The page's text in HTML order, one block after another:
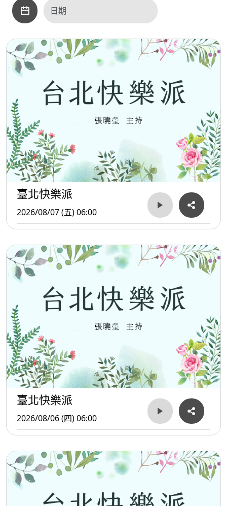
臺北快樂派
2026/08/07 (五) 06:00
臺北快樂派
2026/08/06 (四) 06:00